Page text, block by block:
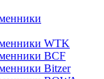
WTK
BCF
Bitzer